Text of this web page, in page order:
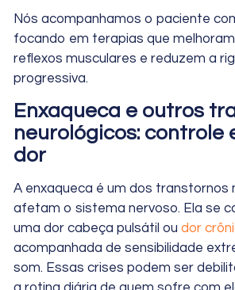
Nós acompanhamos o paciente
focando em terapias que
reflexos musculares e reduzem a
progressiva.
Enxaqueca e outros
neurológicos: controle
dor
A enxaqueca é um dos transtornos
afetam o sistema nervoso. Ela se
uma dor cabeça pulsátil ou dor
acompanhada de sensibilidade
som. Essas crises podem ser